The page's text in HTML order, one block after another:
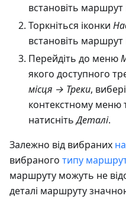
встановіть маршрут
Торкніться іконки
встановіть маршрут
Перейдіть до меню
якого доступного
місця → Треки,
контекстному меню
натиснітьДеталі.
Залежно від вибраних
вибраного типу
маршруту можуть не
деталі маршруту